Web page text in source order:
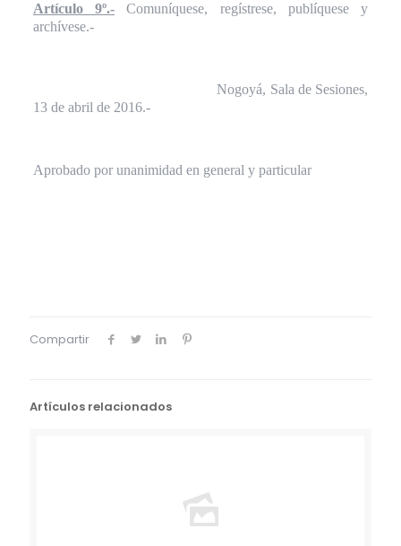
Artículo 9º.- Comuníquese, regístrese, publíquese y
archívese.-
Nogoyá, Sala de Sesiones,
13 de abril de 2016.-
Aprobado por unanimidad en general y particular
Compartir
Artículos relacionados